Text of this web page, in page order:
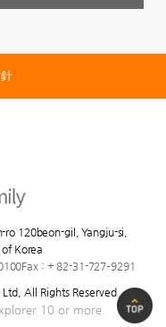
ro 120beon-gil, Yangju-si,
Korea
Fax : + 82-31-727–9291
All Rights Reserved
10 or more.